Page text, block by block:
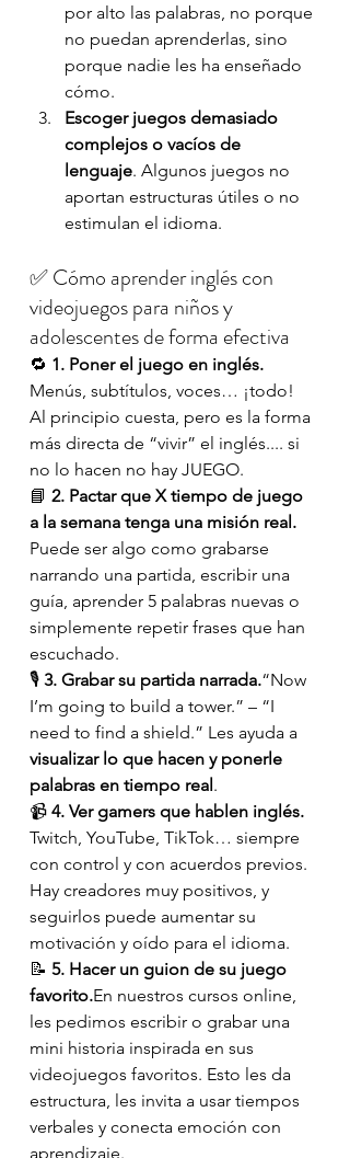
por alto las palabras, no porque
no puedan aprenderlas, sino
porque nadie les ha enseñado
cómo.
Escoger juegos demasiado
complejos o vacíos de
lenguaje. Algunos juegos no
aportan estructuras útiles o no
estimulan el idioma.
✅ Cómo aprender inglés con
videojuegos para niños y
adolescentes de forma efectiva
🔁 1. Poner el juego en inglés.
Menús, subtítulos, voces… ¡todo!
Al principio cuesta, pero es la forma
más directa de “vivir” el inglés.... si
no lo hacen no hay JUEGO.
📘 2. Pactar que X tiempo de juego
a la semana tenga una misión real.
Puede ser algo como grabarse
narrando una partida, escribir una
guía, aprender 5 palabras nuevas o
simplemente repetir frases que han
escuchado.
🎙️ 3. Grabar su partida narrada.“Now
I’m going to build a tower.” – “I
need to find a shield.” Les ayuda a
visualizar lo que hacen y ponerle
palabras en tiempo real.
📹 4. Ver gamers que hablen inglés.
Twitch, YouTube, TikTok… siempre
con control y con acuerdos previos.
Hay creadores muy positivos, y
seguirlos puede aumentar su
motivación y oído para el idioma.
📝 5. Hacer un guion de su juego
favorito.En nuestros cursos online,
les pedimos escribir o grabar una
mini historia inspirada en sus
videojuegos favoritos. Esto les da
estructura, les invita a usar tiempos
verbales y conecta emoción con
aprendizaje.